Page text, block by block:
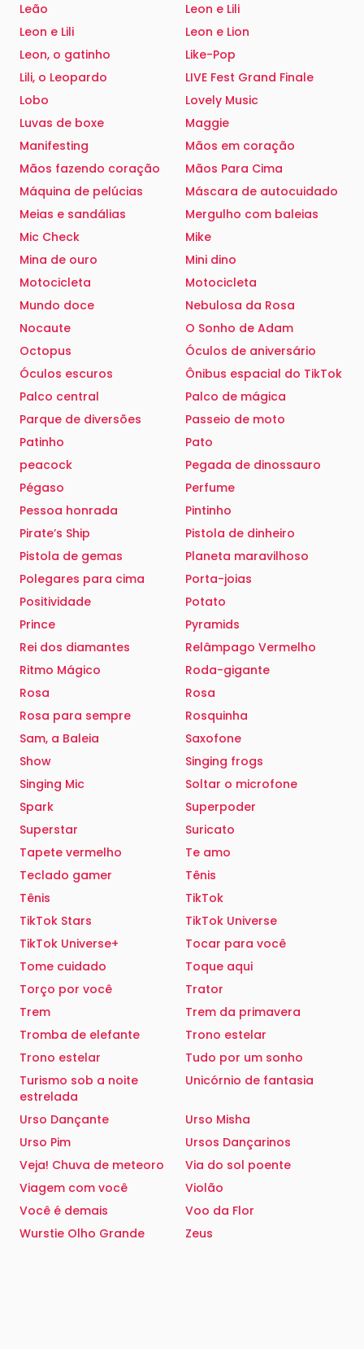
Leão
Leon e Lili
Leon e Lili
Leon e Lion
Leon, o gatinho
Like-Pop
Lili, o Leopardo
LIVE Fest Grand Finale
Lobo
Lovely Music
Luvas de boxe
Maggie
Manifesting
Mãos em coração
Mãos fazendo coração
Mãos Para Cima
Máquina de pelúcias
Máscara de autocuidado
Meias e sandálias
Mergulho com baleias
Mic Check
Mike
Mina de ouro
Mini dino
Motocicleta
Motocicleta
Mundo doce
Nebulosa da Rosa
Nocaute
O Sonho de Adam
Octopus
Óculos de aniversário
Óculos escuros
Ônibus espacial do TikTok
Palco central
Palco de mágica
Parque de diversões
Passeio de moto
Patinho
Pato
peacock
Pegada de dinossauro
Pégaso
Perfume
Pessoa honrada
Pintinho
Pirate’s Ship
Pistola de dinheiro
Pistola de gemas
Planeta maravilhoso
Polegares para cima
Porta-joias
Positividade
Potato
Prince
Pyramids
Rei dos diamantes
Relâmpago Vermelho
Ritmo Mágico
Roda-gigante
Rosa
Rosa
Rosa para sempre
Rosquinha
Sam, a Baleia
Saxofone
Show
Singing frogs
Singing Mic
Soltar o microfone
Spark
Superpoder
Superstar
Suricato
Tapete vermelho
Te amo
Teclado gamer
Tênis
Tênis
TikTok
TikTok Stars
TikTok Universe
TikTok Universe+
Tocar para você
Tome cuidado
Toque aqui
Torço por você
Trator
Trem
Trem da primavera
Tromba de elefante
Trono estelar
Trono estelar
Tudo por um sonho
Turismo sob a noite
estrelada
Unicórnio de fantasia
Urso Dançante
Urso Misha
Urso Pim
Ursos Dançarinos
Veja! Chuva de meteoro
Via do sol poente
Viagem com você
Violão
Você é demais
Voo da Flor
Wurstie Olho Grande
Zeus